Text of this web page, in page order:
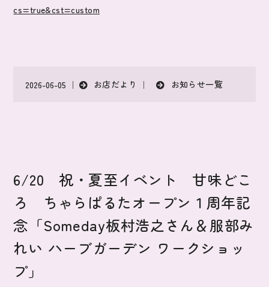
cs=true&cst=custom
2026-06-05 ｜ お店だより ｜ お知らせ一覧
6/20 祝・夏至イベント 甘味どこ
ろ ちゃらぱるたオープン１周年記
念「Someday板村浩之さん＆服部み
れい ハーブガーデン ワークショッ
プ」